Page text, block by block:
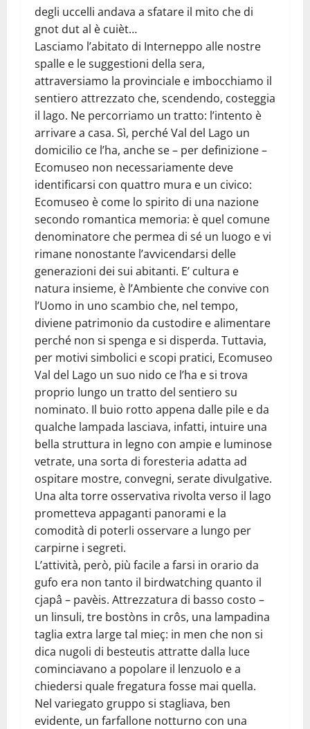
degli uccelli andava a sfatare il mito che di
gnot dut al è cuièt…
Lasciamo l’abitato di Interneppo alle nostre
spalle e le suggestioni della sera,
attraversiamo la provinciale e imbocchiamo il
sentiero attrezzato che, scendendo, costeggia
il lago. Ne percorriamo un tratto: l’intento è
arrivare a casa. Sì, perché Val del Lago un
domicilio ce l’ha, anche se – per definizione –
Ecomuseo non necessariamente deve
identificarsi con quattro mura e un civico:
Ecomuseo è come lo spirito di una nazione
secondo romantica memoria: è quel comune
denominatore che permea di sé un luogo e vi
rimane nonostante l’avvicendarsi delle
generazioni dei sui abitanti. E’ cultura e
natura insieme, è l’Ambiente che convive con
l’Uomo in uno scambio che, nel tempo,
diviene patrimonio da custodire e alimentare
perché non si spenga e si disperda. Tuttavia,
per motivi simbolici e scopi pratici, Ecomuseo
Val del Lago un suo nido ce l’ha e si trova
proprio lungo un tratto del sentiero su
nominato. Il buio rotto appena dalle pile e da
qualche lampada lasciava, infatti, intuire una
bella struttura in legno con ampie e luminose
vetrate, una sorta di foresteria adatta ad
ospitare mostre, convegni, serate divulgative.
Una alta torre osservativa rivolta verso il lago
prometteva appaganti panorami e la
comodità di poterli osservare a lungo per
carpirne i segreti.
L’attività, però, più facile a farsi in orario da
gufo era non tanto il birdwatching quanto il
cjapâ – pavèis. Attrezzatura di basso costo –
un linsuli, tre bostòns in crôs, una lampadina
taglia extra large tal mieç: in men che non si
dica nugoli di besteutis attratte dalla luce
cominciavano a popolare il lenzuolo e a
chiedersi quale fregatura fosse mai quella.
Nel variegato gruppo si stagliava, ben
evidente, un farfallone notturno con una